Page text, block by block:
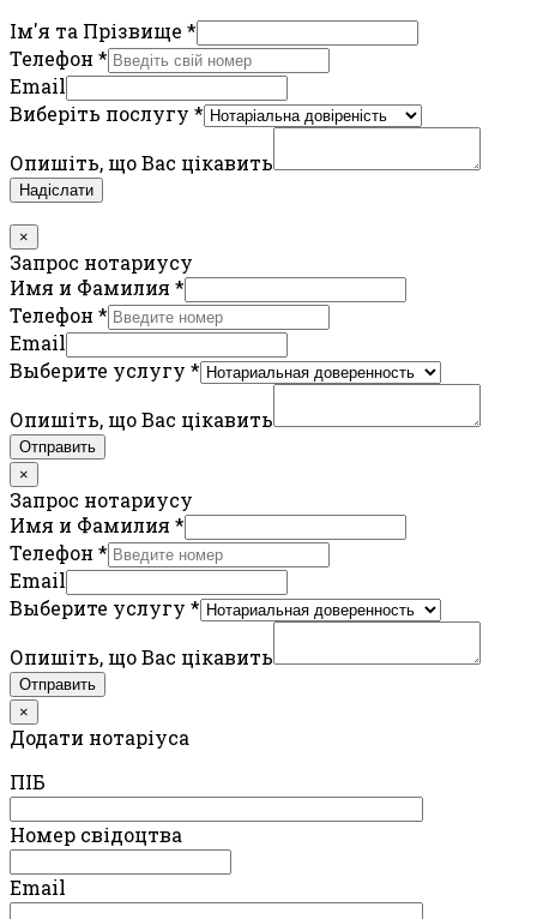
Ім'я та Прізвище *
Телефон *
Email
Виберіть послугу *
Опишіть, що Вас цікавить
Надіслати
×
Запрос нотариусу
Имя и Фамилия *
Телефон *
Email
Выберите услугу *
Опишіть, що Вас цікавить
Отправить
×
Запрос нотариусу
Имя и Фамилия *
Телефон *
Email
Выберите услугу *
Опишіть, що Вас цікавить
Отправить
×
Додати нотаріуса
ПIБ
Номер свідоцтва
Email